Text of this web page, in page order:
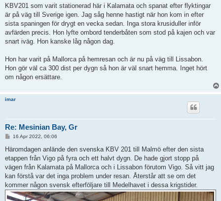
s
KBV201 som varit stationerad här i Kalamata och spanat efter flyktingar
är på väg till Sverige igen. Jag såg henne hastigt när hon kom in efter
sista spaningen för drygt en vecka sedan. Inga stora krusiduller inför
avfärden precis. Hon lyfte ombord tenderbåten som stod på kajen och var
snart iväg. Hon kanske låg någon dag.
Hon har varit på Mallorca på hemresan och är nu på väg till Lissabon.
Hon gör väl ca 300 dist per dygn så hon är väl snart hemma. Inget hört
om någon ersättare.
imar
Re: Mesinian Bay, Gr
P
s
16 Apr 2022, 06:06
Häromdagen anlände den svenska KBV 201 till Malmö efter den sista
etappen från Vigo på fyra och ett halvt dygn. De hade gjort stopp på
vägen från Kalamata på Mallorca och i Lissabon förutom Vigo. Så vitt jag
kan förstå var det inga problem under resan. Återstår att se om det
kommer någon svensk efterföljare till Medelhavet i dessa krigstider.